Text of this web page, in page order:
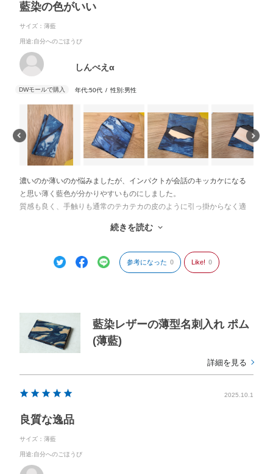
藍染の色がいい
サイズ：薄藍
用途:自分へのごほうび
しんべえα
年代:50代 性別:男性
濃いのか薄いのか悩みましたが、インパクトが会話のキッカケになる
と思い薄く藍色が分かりやすいものにしました。
質感も良く、手触りも通常のテカテカの皮のように引っ掛からなく適
ただ、名刺いれる所に「マチ」が欲しかった
と良いです。
私は木の名刺を使っているので、藍色からの木目調の名刺を出すの
続きを読む
参考になった 0 Like! 0
藍染レザーの薄型名刺入れ ポム
(薄藍)
詳細を見る
2025.10.1
良質な逸品
サイズ：薄藍
用途:自分へのごほうび